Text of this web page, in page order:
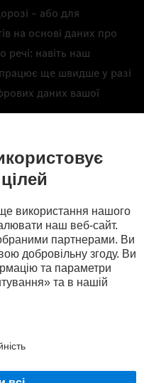
– або для
на основі даних про
речі: навіть наш
ще швидше у разі
даних вашої